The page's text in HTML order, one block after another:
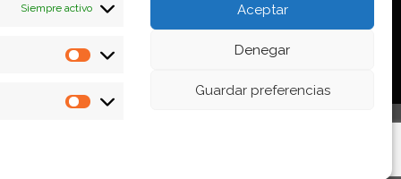
Siempre activo
Estadísticas
Marketing
Aceptar
Denegar
Guardar preferencias